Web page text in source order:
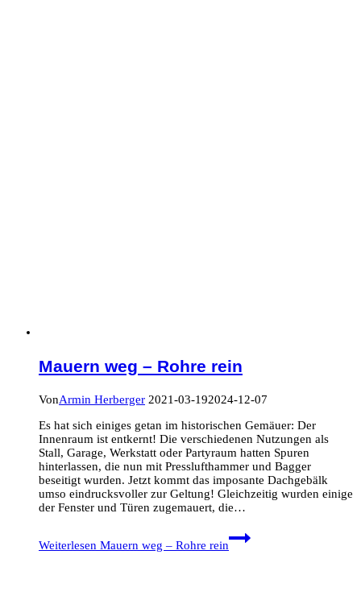
Mauern weg – Rohre rein
VonArmin Herberger 2021-03-192024-12-07
Es hat sich einiges getan im historischen Gemäuer: Der
Innenraum ist entkernt! Die verschiedenen Nutzungen als
Stall, Garage, Werkstatt oder Partyraum hatten Spuren
hinterlassen, die nun mit Presslufthammer und Bagger
beseitigt wurden. Jetzt kommt das imposante Dachgebälk
umso eindrucksvoller zur Geltung! Gleichzeitig wurden einige
der Fenster und Türen zugemauert, die…
Weiterlesen Mauern weg – Rohre rein